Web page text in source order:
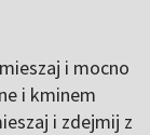
i mocno
i kminem
i zdejmij z